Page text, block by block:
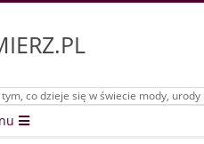
co dzieje się w świecie mody, urody